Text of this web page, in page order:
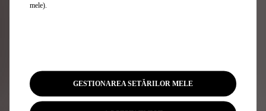
Hatchback-uri
Ediții Limitate
Listă Prețuri
mele).
GESTIONAREA SETĂRILOR MELE